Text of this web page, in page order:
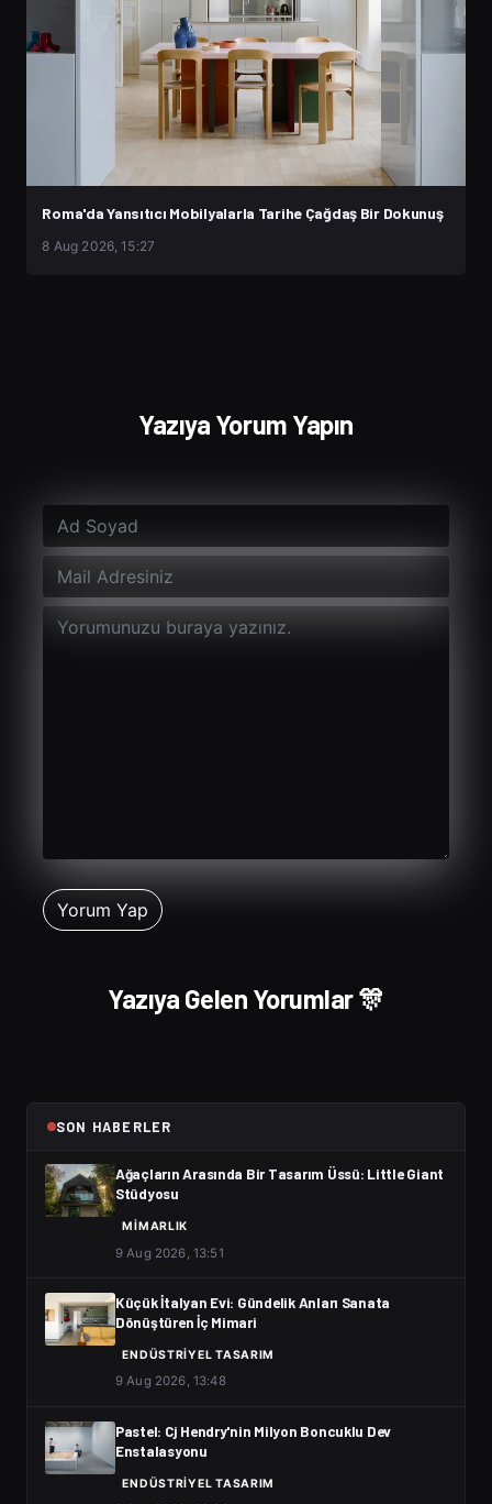
Roma'da Yansıtıcı Mobilyalarla Tarihe Çağdaş Bir Dokunuş
8 Aug 2026, 15:27
Yazıya Yorum Yapın
Yazıya Gelen Yorumlar 🎊
SON HABERLER
Ağaçların Arasında Bir Tasarım Üssü: Little Giant
Stüdyosu
MIMARLIK
9 Aug 2026, 13:51
Küçük İtalyan Evi: Gündelik Anları Sanata
Dönüştüren İç Mimari
ENDÜSTRIYEL TASARIM
9 Aug 2026, 13:48
Pastel: Cj Hendry'nin Milyon Boncuklu Dev
Enstalasyonu
ENDÜSTRIYEL TASARIM